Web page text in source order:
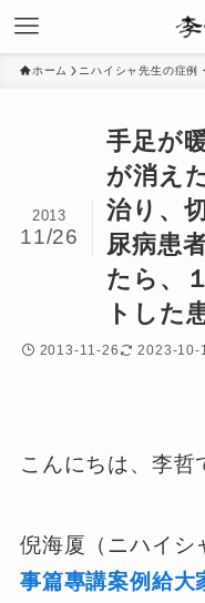
ホーム ニハイシャ先生の症例
手足が
が消え
治り、
尿病患
たら、
トした
2013
11/26
2013-11-26 2023-10-
こんにちは、李哲
倪海厦（ニハイシ
事篇專講案例給大